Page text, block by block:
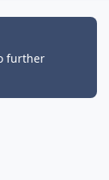
further